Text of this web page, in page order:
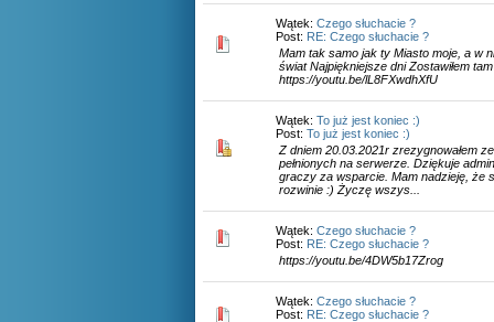
Wątek: Czego słuchacie ?
Post: RE: Czego słuchacie ?
Mam tak samo jak ty Miasto moje, a w
świat Najpiękniejsze dni Zostawiłem
https://youtu.be/lL8FXwdhXfU
Wątek: To już jest koniec :)
Post: To już jest koniec :)
Z dniem 20.03.2021r zrezygnowałem
pełnionych na serwerze. Dziękuje
graczy za wsparcie. Mam nadzieję, że
rozwinie :) Życzę wszys...
Wątek: Czego słuchacie ?
Post: RE: Czego słuchacie ?
https://youtu.be/4DW5b17Zrog
Wątek: Czego słuchacie ?
Post: RE: Czego słuchacie ?